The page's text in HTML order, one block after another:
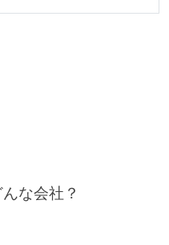
理（Infrastructure as
いるな会社？